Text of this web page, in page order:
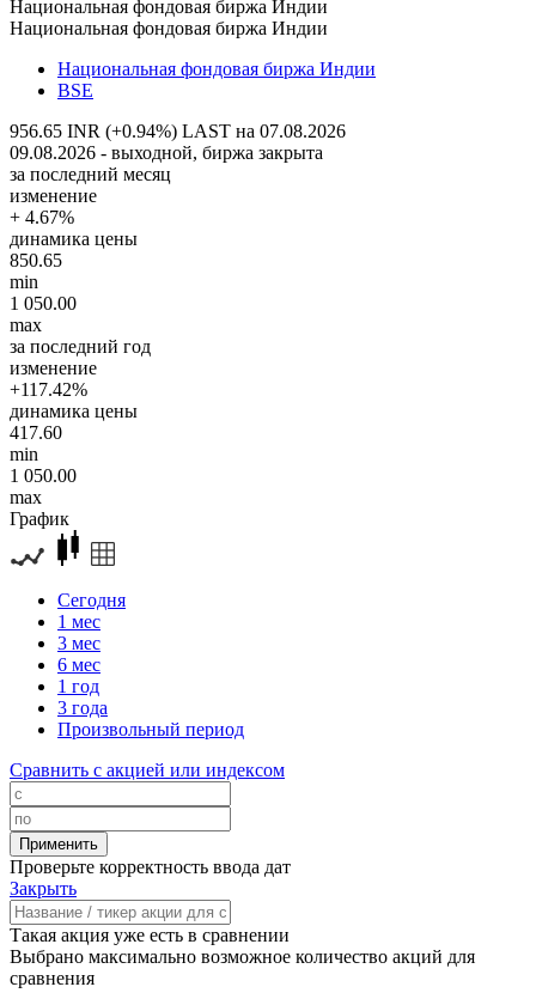
Национальная фондовая биржа Индии
Национальная фондовая биржа Индии
Национальная фондовая биржа Индии
BSE
956.65 INR (+0.94%) LAST на 07.08.2026
09.08.2026 - выходной, биржа закрыта
за последний месяц
изменение
+ 4.67%
динамика цены
850.65
min
1 050.00
max
за последний год
изменение
+117.42%
динамика цены
417.60
min
1 050.00
max
График
Сегодня
1 мес
3 мес
6 мес
1 год
3 года
Произвольный период
Сравнить с акцией или индексом
Проверьте корректность ввода дат
Закрыть
Такая акция уже есть в сравнении
Выбрано максимально возможное количество акций для
сравнения